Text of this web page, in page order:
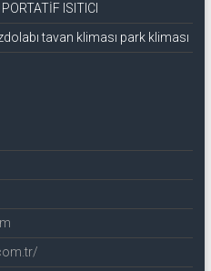
ISITICI
tavan kliması park kliması